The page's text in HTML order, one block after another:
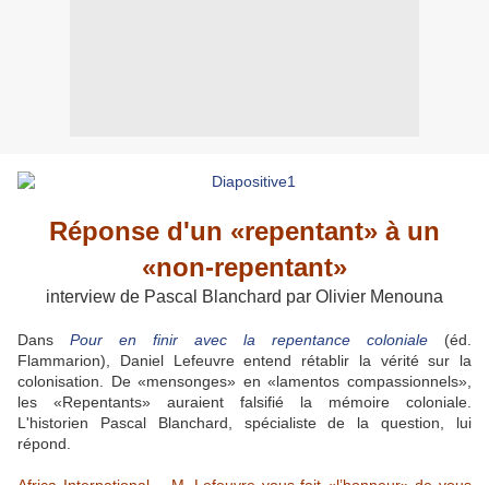
Réponse d'un «repentant» à un
«non-repentant»
interview de Pascal Blanchard par Olivier Menouna
Dans Pour en finir avec la repentance coloniale (éd.
Flammarion), Daniel Lefeuvre entend rétablir la vérité sur la
colonisation. De «mensonges» en «lamentos compassionnels»,
les «Repentants» auraient falsifié la mémoire coloniale.
L'historien Pascal Blanchard, spécialiste de la question, lui
répond.